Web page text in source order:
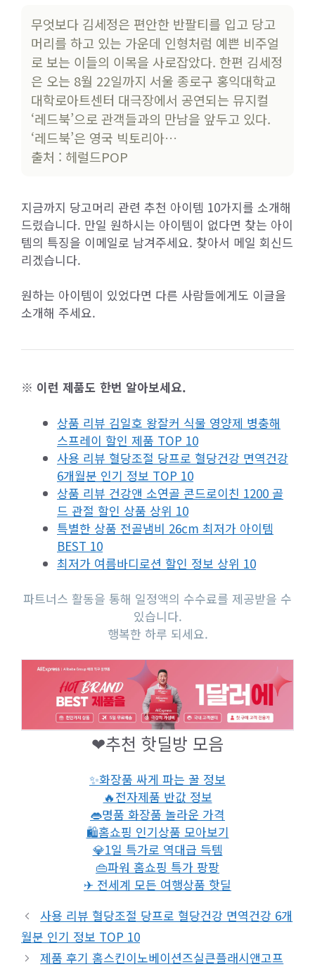
무엇보다 김세정은 편안한 반팔티를 입고 당고
머리를 하고 있는 가운데 인형처럼 예쁜 비주얼
로 보는 이들의 이목을 사로잡았다. 한편 김세정
은 오는 8월 22일까지 서울 종로구 홍익대학교
대학로아트센터 대극장에서 공연되는 뮤지컬
‘레드북’으로 관객들과의 만남을 앞두고 있다.
‘레드북’은 영국 빅토리아…
출처 : 헤럴드POP
지금까지 당고머리 관련 추천 아이템 10가지를 소개해
드렸습니다. 만일 원하시는 아이템이 없다면 찾는 아이
템의 특징을 이메일로 남겨주세요. 찾아서 메일 회신드
리겠습니다.
원하는 아이템이 있었다면 다른 사람들에게도 이글을
소개해 주세요.
※ 이런 제품도 한번 알아보세요.
상품 리뷰 김일호 왕잘커 식물 영양제 병충해
스프레이 할인 제품 TOP 10
사용 리뷰 혈당조절 당프로 혈당건강 면역건강
6개월분 인기 정보 TOP 10
상품 리뷰 건강앤 소연골 콘드로이친 1200 골
드 관절 할인 상품 상위 10
특별한 상품 전골냄비 26cm 최저가 아이템
BEST 10
최저가 여름바디로션 할인 정보 상위 10
파트너스 활동을 통해 일정액의 수수료를 제공받을 수
있습니다.
행복한 하루 되세요.
❤추천 핫딜방 모음
✨화장품 싸게 파는 꿀 정보
🔥전자제품 반값 정보
👄명품 화장품 놀라운 가격
🛍홈쇼핑 인기상품 모아보기
💎1일 특가로 역대급 득템
👜파워 홈쇼핑 특가 팡팡
✈ 전세계 모든 여행상품 핫딜
사용 리뷰 혈당조절 당프로 혈당건강 면역건강 6개
월분 인기 정보 TOP 10
제품 후기 홈스킨이노베이션즈실큰플래시앤고프